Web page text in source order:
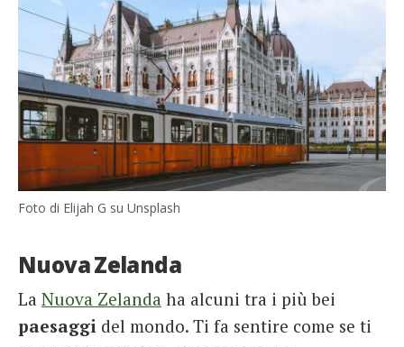
Foto di Elijah G su Unsplash
Nuova Zelanda
La Nuova Zelanda ha alcuni tra i più bei
paesaggi del mondo. Ti fa sentire come se ti